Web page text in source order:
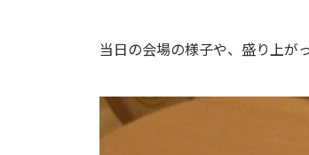
当日の会場の様子や、盛り上が